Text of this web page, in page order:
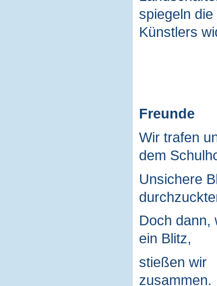
spiegeln
Künstlers
Freunde
Wir trafen
dem
Unsichere
Doch dann,
ein Blitz,
stießen wir
zusammen.